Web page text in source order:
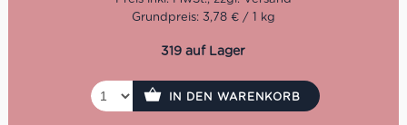
La Molisana gehört seit der Gründung 1908 zu den
wichtigsten Pastaherstellern Italiens. Heute wird das
traditionsreiche Unternehmen bereits in vierter
Generation von der Familie Ferro geführt. Sie
verarbeiten Hartweizengrieß von höchster Qualität. Die
Grundpreis: 3,78 € / 1 kg
319 auf Lager
IN DEN WARENKORB